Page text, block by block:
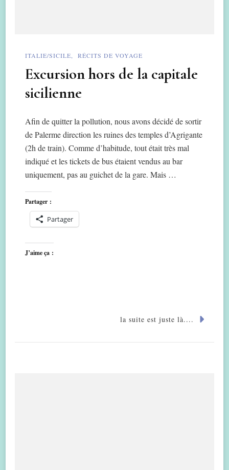
ITALIE/SICILE RÉCITS DE VOYAGE
Excursion hors de la capitale
sicilienne
Afin de quitter la pollution, nous avons décidé de sortir
de Palerme direction les ruines des temples d’Agrigante
(2h de train). Comme d’habitude, tout était très mal
indiqué et les tickets de bus étaient vendus au bar
uniquement, pas au guichet de la gare. Mais …
Partager :
Partager
J’aime ça :
la suite est juste là....